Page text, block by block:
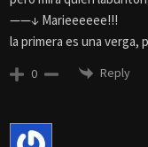
——↓ Marieeeeee!!!
la primera es una
0 Reply